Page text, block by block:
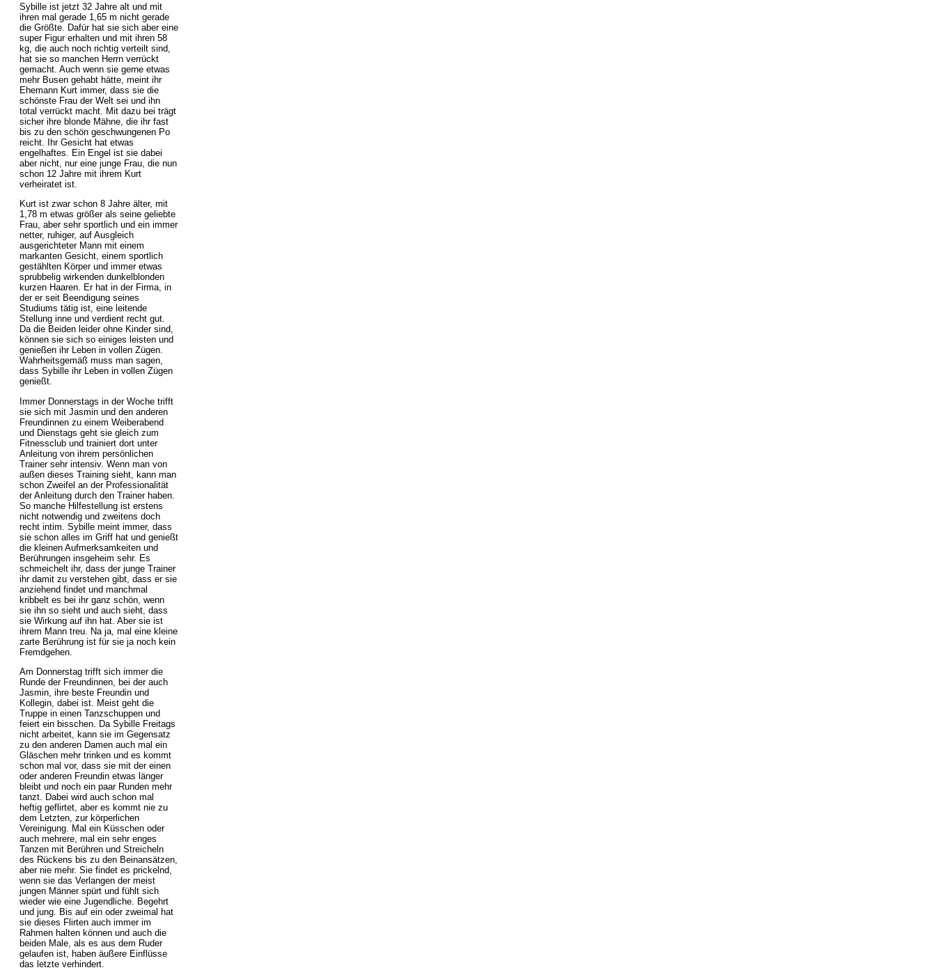
Sybille ist jetzt 32 Jahre alt und mit
ihren mal gerade 1,65 m nicht gerade
die Größte. Dafür hat sie sich aber eine
super Figur erhalten und mit ihren 58
kg, die auch noch richtig verteilt sind,
hat sie so manchen Herrn verrückt
gemacht. Auch wenn sie gerne etwas
mehr Busen gehabt hätte, meint ihr
Ehemann Kurt immer, dass sie die
schönste Frau der Welt sei und ihn
total verrückt macht. Mit dazu bei trägt
sicher ihre blonde Mähne, die ihr fast
bis zu den schön geschwungenen Po
reicht. Ihr Gesicht hat etwas
engelhaftes. Ein Engel ist sie dabei
aber nicht, nur eine junge Frau, die nun
schon 12 Jahre mit ihrem Kurt
verheiratet ist.
Kurt ist zwar schon 8 Jahre älter, mit
1,78 m etwas größer als seine geliebte
Frau, aber sehr sportlich und ein immer
netter, ruhiger, auf Ausgleich
ausgerichteter Mann mit einem
markanten Gesicht, einem sportlich
gestählten Körper und immer etwas
sprubbelig wirkenden dunkelblonden
kurzen Haaren. Er hat in der Firma, in
der er seit Beendigung seines
Studiums tätig ist, eine leitende
Stellung inne und verdient recht gut.
Da die Beiden leider ohne Kinder sind,
können sie sich so einiges leisten und
genießen ihr Leben in vollen Zügen.
Wahrheitsgemäß muss man sagen,
dass Sybille ihr Leben in vollen Zügen
genießt.
Immer Donnerstags in der Woche trifft
sie sich mit Jasmin und den anderen
Freundinnen zu einem Weiberabend
und Dienstags geht sie gleich zum
Fitnessclub und trainiert dort unter
Anleitung von ihrem persönlichen
Trainer sehr intensiv. Wenn man von
außen dieses Training sieht, kann man
schon Zweifel an der Professionalität
der Anleitung durch den Trainer haben.
So manche Hilfestellung ist erstens
nicht notwendig und zweitens doch
recht intim. Sybille meint immer, dass
sie schon alles im Griff hat und genießt
die kleinen Aufmerksamkeiten und
Berührungen insgeheim sehr. Es
schmeichelt ihr, dass der junge Trainer
ihr damit zu verstehen gibt, dass er sie
anziehend findet und manchmal
kribbelt es bei ihr ganz schön, wenn
sie ihn so sieht und auch sieht, dass
sie Wirkung auf ihn hat. Aber sie ist
ihrem Mann treu. Na ja, mal eine kleine
zarte Berührung ist für sie ja noch kein
Fremdgehen.
Am Donnerstag trifft sich immer die
Runde der Freundinnen, bei der auch
Jasmin, ihre beste Freundin und
Kollegin, dabei ist. Meist geht die
Truppe in einen Tanzschuppen und
feiert ein bisschen. Da Sybille Freitags
nicht arbeitet, kann sie im Gegensatz
zu den anderen Damen auch mal ein
Gläschen mehr trinken und es kommt
schon mal vor, dass sie mit der einen
oder anderen Freundin etwas länger
bleibt und noch ein paar Runden mehr
tanzt. Dabei wird auch schon mal
heftig geflirtet, aber es kommt nie zu
dem Letzten, zur körperlichen
Vereinigung. Mal ein Küsschen oder
auch mehrere, mal ein sehr enges
Tanzen mit Berühren und Streicheln
des Rückens bis zu den Beinansätzen,
aber nie mehr. Sie findet es prickelnd,
wenn sie das Verlangen der meist
jungen Männer spürt und fühlt sich
wieder wie eine Jugendliche. Begehrt
und jung. Bis auf ein oder zweimal hat
sie dieses Flirten auch immer im
Rahmen halten können und auch die
beiden Male, als es aus dem Ruder
gelaufen ist, haben äußere Einflüsse
das letzte verhindert.